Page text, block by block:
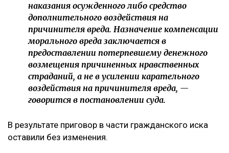
наказания осужденного либо средство
дополнительного воздействия на
причинителя вреда. Назначение компенсации
морального вреда заключается в
предоставлении потерпевшему денежного
возмещения причиненных нравственных
страданий, а не в усилении карательного
воздействия на причинителя вреда, —
говорится в постановлении суда.
В результате приговор в части гражданского иска
оставили без изменения.